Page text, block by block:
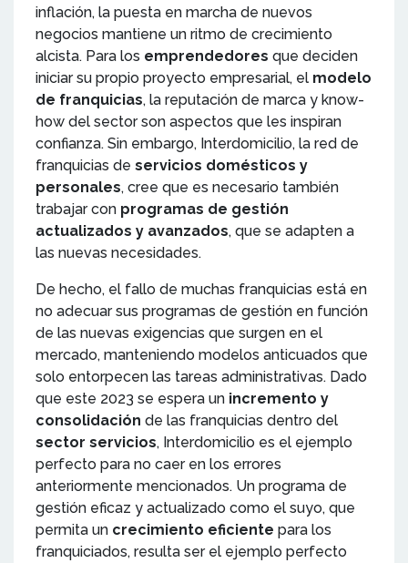
inflación, la puesta en marcha de nuevos
negocios mantiene un ritmo de crecimiento
alcista. Para los emprendedores que deciden
iniciar su propio proyecto empresarial, el modelo
de franquicias, la reputación de marca y know-
how del sector son aspectos que les inspiran
confianza. Sin embargo, Interdomicilio, la red de
franquicias de servicios domésticos y
personales, cree que es necesario también
trabajar con programas de gestión
actualizados y avanzados, que se adapten a
las nuevas necesidades.
De hecho, el fallo de muchas franquicias está en
no adecuar sus programas de gestión en función
de las nuevas exigencias que surgen en el
mercado, manteniendo modelos anticuados que
solo entorpecen las tareas administrativas. Dado
que este 2023 se espera un incremento y
consolidación de las franquicias dentro del
sector servicios, Interdomicilio es el ejemplo
perfecto para no caer en los errores
anteriormente mencionados. Un programa de
gestión eficaz y actualizado como el suyo, que
permita un crecimiento eficiente para los
franquiciados, resulta ser el ejemplo perfecto